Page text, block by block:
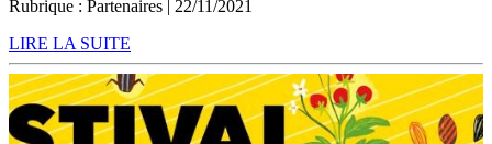
Rubrique : Partenaires | 22/11/2021
LIRE LA SUITE